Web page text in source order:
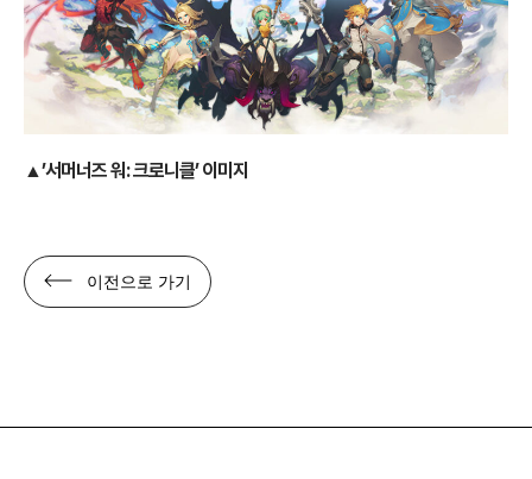
▲’서머너즈 워: 크로니클’ 이미지
이전으로 가기